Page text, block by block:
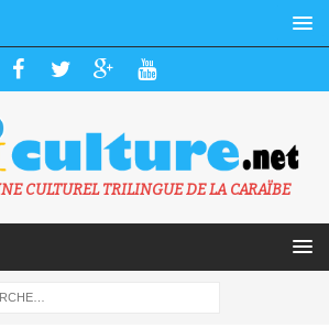
CULTUREL TRILINGUE DE LA CARAÏBE